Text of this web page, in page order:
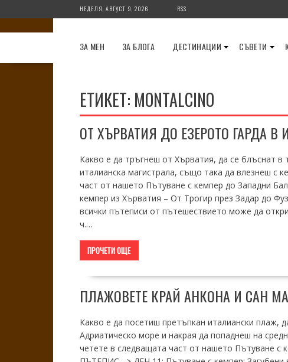
to
content
НЕДЕЛЯ, АВГУСТ 9, 2026 RSS
ЗА МЕН ЗА БЛОГА ДЕСТИНАЦИИ СЪВЕТИ
ЕТИКЕТ: MONTALCINO
ОТ ХЪРВАТИЯ ДО ЕЗЕРОТО ГАРДА В
Какво е да тръгнеш от Хърватия, да се блъснат
италианска магистрала, също така да влезнеш с
част от нашето Пътуване с кемпер до Западни
кемпер из Хърватия – От Трогир през Задар до
всички пътеписи от пътешествието може да
ч.…
ПРОЧЕТИ ОЩЕ
ПЛАЖОВЕТЕ КРАЙ АНКОНА И САН
Какво е да посетиш претъпкан италиански плаж,
Адриатическо море и накрая да попаднеш на
четете в следващата част от нашето Пътуване